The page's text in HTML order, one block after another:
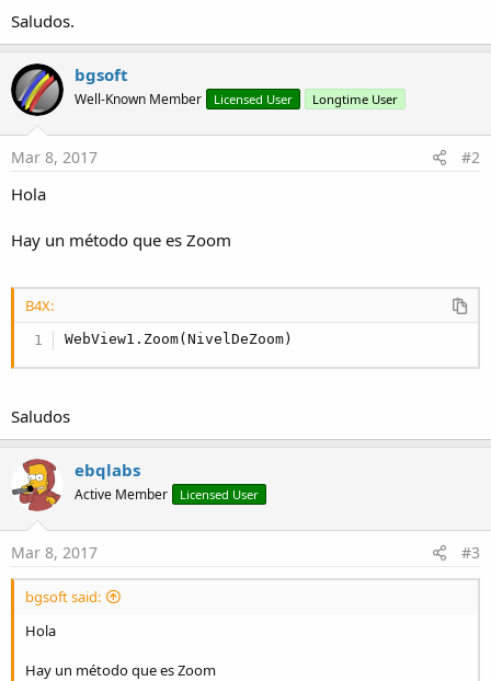
Saludos.
bgsoft
Well-Known Member Licensed User Longtime User
Mar 8, 2017 #2
Hola
Hay un método que es Zoom
B4X:
WebView1.Zoom(NivelDeZoom)
Saludos
ebqlabs
Active Member Licensed User
Mar 8, 2017 #3
bgsoft said:
Hola
Hay un método que es Zoom